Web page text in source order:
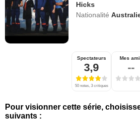
Hicks
Nationalité
Spectateurs
3,9
50 notes, 3 critiques
Mes
--
Pour visionner cette série,
suivants :